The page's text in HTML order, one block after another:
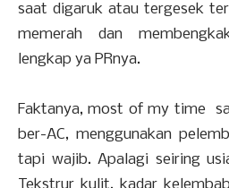
saat digaruk atau tergesek
memerah dan
lengkap ya PRnya.
Faktanya, most of my time
ber-AC, menggunakan
tapi wajib. Apalagi seiring